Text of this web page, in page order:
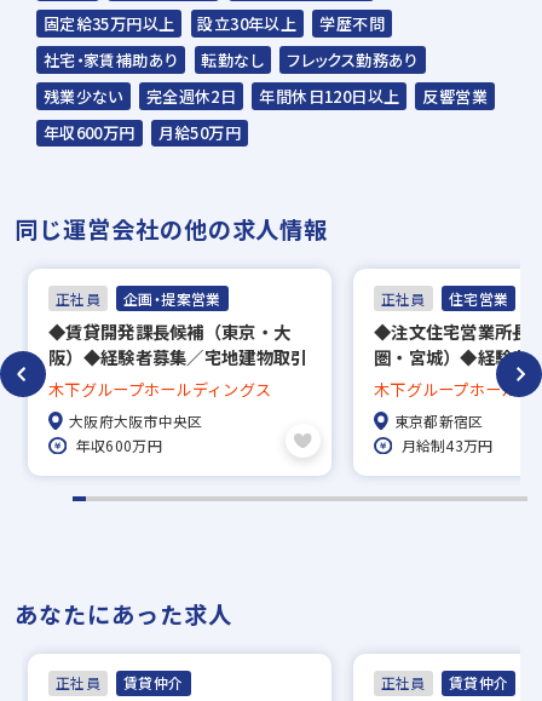
担当：スラッシュ株式会社
本社：東京都港区赤坂2-15-16 赤坂ふく
源ビル7F
▼
内定
※入社時期は相談に応じます。
※現在、在職中の方も積極的にご応募くださ
い。応募の秘密は厳守いたします。
固定給35万円以上
設立30年以上
学歴不問
社宅・家賃補助あり
転勤なし
フレックス勤務あり
残業少ない
完全週休2日 年間休日120日以上
反響営業
年収600万円
月給50万円
同じ運営会社の他の求人情報
正社員 企画・提案営業
◆賃貸開発課⻑候補（東京・大
阪）◆経験者募集／宅地建物取引
士資格必須／土日祝休み／年収
600万円～
木下グループホールディングス
大阪府大阪市中央区
年収600万円
正社員 住宅営業
◆注文住宅営業所長
圏・宮城）◆経験者
日120日＆週休2日制
木下グループホールデ
東京都新宿区
月給制43万円
あなたにあった求人
正社員 賃貸仲介 正社員 賃貸仲介